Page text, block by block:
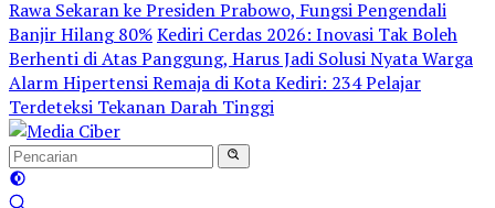
Rawa Sekaran ke Presiden Prabowo, Fungsi Pengendali
Banjir Hilang 80%Kediri Cerdas 2026: Inovasi Tak Boleh
Berhenti di Atas Panggung, Harus Jadi Solusi Nyata Warga
Alarm Hipertensi Remaja di Kota Kediri: 234 Pelajar
Terdeteksi Tekanan Darah Tinggi